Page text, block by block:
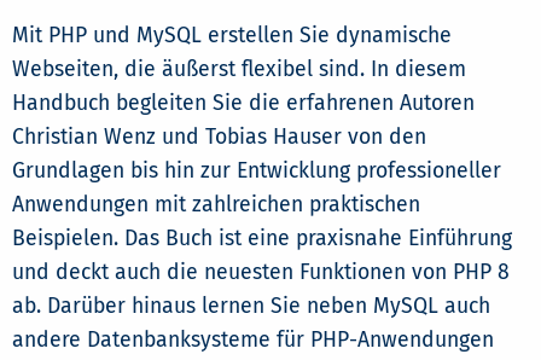
Mit PHP und MySQL erstellen Sie dynamische
Webseiten, die äußerst flexibel sind. In diesem
Handbuch begleiten Sie die erfahrenen Autoren
Christian Wenz und Tobias Hauser von den
Grundlagen bis hin zur Entwicklung professioneller
Anwendungen mit zahlreichen praktischen
Beispielen. Das Buch ist eine praxisnahe Einführung
und deckt auch die neuesten Funktionen von PHP 8
ab. Darüber hinaus lernen Sie neben MySQL auch
andere Datenbanksysteme für PHP-Anwendungen